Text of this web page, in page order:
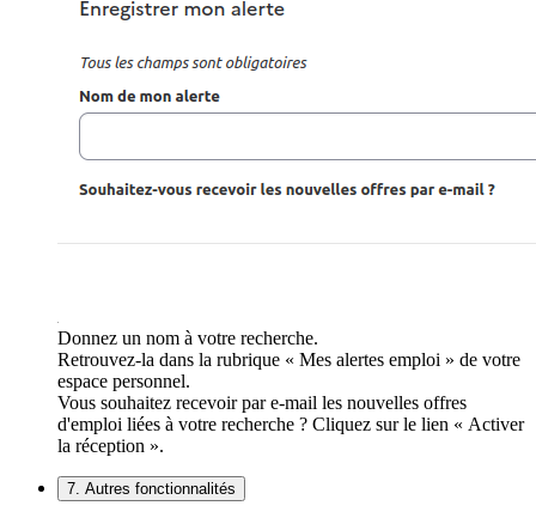
Donnez un nom à votre recherche.
Retrouvez-la dans la rubrique « Mes alertes emploi » de votre
espace personnel.
Vous souhaitez recevoir par e-mail les nouvelles offres
d'emploi liées à votre recherche ? Cliquez sur le lien « Activer
la réception ».
7. Autres fonctionnalités